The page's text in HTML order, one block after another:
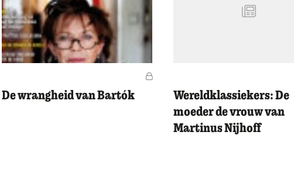
Voor leden
De wrangheid van Bartók
Wereldklassiekers: De
moeder de vrouw van
Martinus Nijhoff